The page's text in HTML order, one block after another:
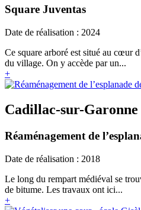
Square Juventas
Date de réalisation : 2024
Ce square arboré est situé au cœur
du village. On y accède par un...
+
Cadillac-sur-Garonne
Réaménagement de
Date de réalisation : 2018
Le long du rempart médiéval se
de bitume. Les travaux ont ici...
+